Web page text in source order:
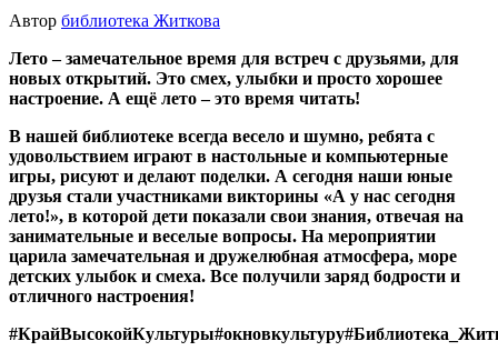
Автор библиотека Житкова
Лето – замечательное время для встреч с друзьями, для
новых открытий. Это смех, улыбки и просто хорошее
настроение. А ещё лето – это время читать!
В нашей библиотеке всегда весело и шумно, ребята с
удовольствием играют в настольные и компьютерные
игры, рисуют и делают поделки. А сегодня наши юные
друзья стали участниками викторины «А у нас сегодня
лето!», в которой дети показали свои знания, отвечая на
занимательные и веселые вопросы. На мероприятии
царила замечательная и дружелюбная атмосфера, море
детских улыбок и смеха. Все получили заряд бодрости и
отличного настроения!
#КрайВысокойКультуры#окновкультуру